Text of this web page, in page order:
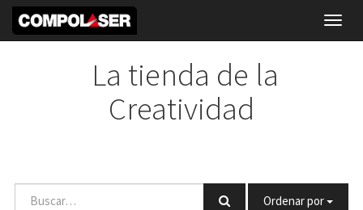
La tienda de la
Creatividad
Ordenar por